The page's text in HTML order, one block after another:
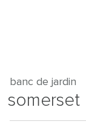
banc de jardin
somerset